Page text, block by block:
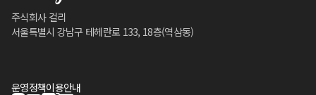
주식회사 컬리
서울특별시 강남구 테헤란로 133, 18층(역삼동)
운영정책이용안내